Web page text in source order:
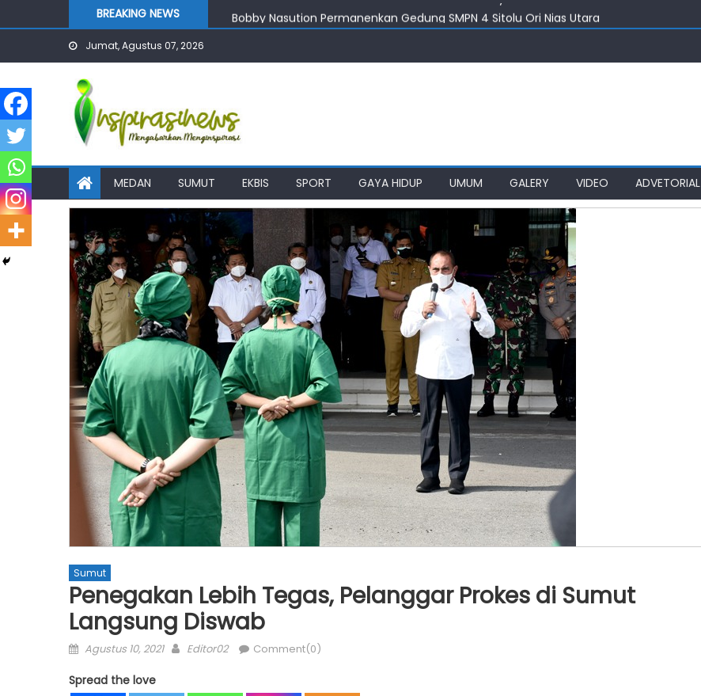
to
BREAKING NEWS
Bobby Nasution Permanenkan Gedung SMPN 4 Sitolu Ori Nias Utara
Bobby Nasution Prioritaskan Pembangunan Infrastruktur Nias Utara
Jumat, Agustus 07, 2026
MEDAN SUMUT EKBIS SPORT GAYA HIDUP UMUM GALERY VIDEO ADVETORIAL
Sumut
Penegakan Lebih Tegas, Pelanggar Prokes di Sumut
Langsung Diswab
Posted
Agustus 10, 2021 Author
Editor02 Comment(0)
Spread the love